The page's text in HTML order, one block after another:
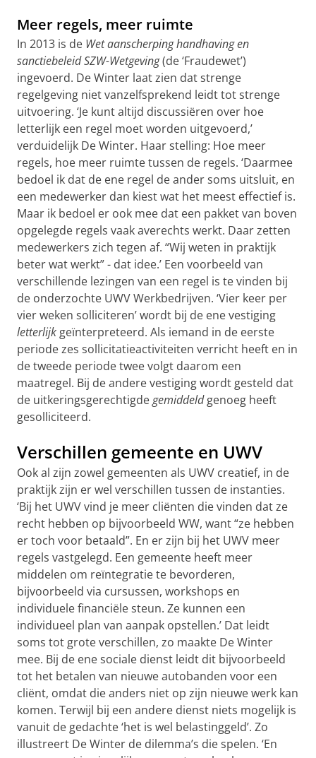
Meer regels, meer ruimte
In 2013 is de Wet aanscherping handhaving en
sanctiebeleid SZW-Wetgeving(de ‘Fraudewet’)
ingevoerd. De Winter laat zien dat strenge
regelgeving niet vanzelfsprekend leidt tot strenge
uitvoering. ‘Je kunt altijd discussiëren over hoe
letterlijk een regel moet worden uitgevoerd,’
verduidelijk De Winter. Haar stelling: Hoe meer
regels, hoe meer ruimte tussen de regels. ‘Daarmee
bedoel ik dat de ene regel de ander soms uitsluit, en
een medewerker dan kiest wat het meest effectief is.
Maar ik bedoel er ook mee dat een pakket van boven
opgelegde regels vaak averechts werkt. Daar zetten
medewerkers zich tegen af. “Wij weten in praktijk
beter wat werkt” - dat idee.’ Een voorbeeld van
verschillende lezingen van een regel is te vinden bij
de onderzochte UWV Werkbedrijven. ‘Vier keer per
vier weken solliciteren’ wordt bij de ene vestiging
letterlijk geïnterpreteerd. Als iemand in de eerste
periode zes sollicitatieactiviteiten verricht heeft en in
de tweede periode twee volgt daarom een
maatregel. Bij de andere vestiging wordt gesteld dat
de uitkeringsgerechtigdegemiddeldgenoeg heeft
gesolliciteerd.
Verschillen gemeente en UWV
Ook al zijn zowel gemeenten als UWV creatief, in de
praktijk zijn er wel verschillen tussen de instanties.
‘Bij het UWV vind je meer cliënten die vinden dat ze
recht hebben op bijvoorbeeld WW, want “ze hebben
er toch voor betaald”. En er zijn bij het UWV meer
regels vastgelegd. Een gemeente heeft meer
middelen om reïntegratie te bevorderen,
bijvoorbeeld via cursussen, workshops en
individuele financiële steun. Ze kunnen een
individueel plan van aanpak opstellen.’ Dat leidt
soms tot grote verschillen, zo maakte De Winter
mee. Bij de ene sociale dienst leidt dit bijvoorbeeld
tot het betalen van nieuwe autobanden voor een
cliënt, omdat die anders niet op zijn nieuwe werk kan
komen. Terwijl bij een andere dienst niets mogelijk is
vanuit de gedachte ‘het is wel belastinggeld’. Zo
illustreert De Winter de dilemma’s die spelen. ‘En